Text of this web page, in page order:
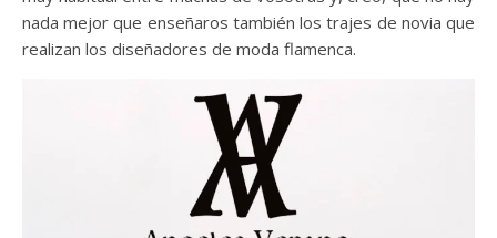
nada mejor que enseñaros también los trajes de novia que
realizan los diseñadores de moda flamenca.